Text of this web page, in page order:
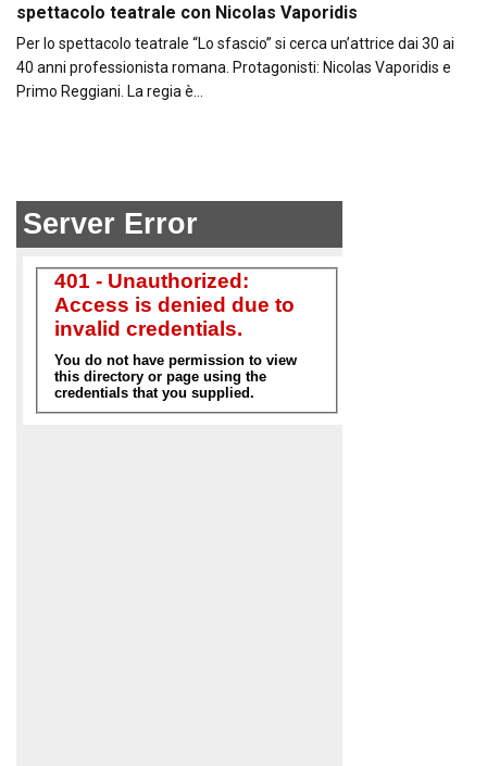
spettacolo teatrale con Nicolas Vaporidis
Per lo spettacolo teatrale “Lo sfascio” si cerca un’attrice dai 30 ai
40 anni professionista romana. Protagonisti: Nicolas Vaporidis e
Primo Reggiani. La regia è…